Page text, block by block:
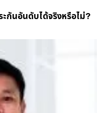
กันอันดับได้จริงหรือไม่?